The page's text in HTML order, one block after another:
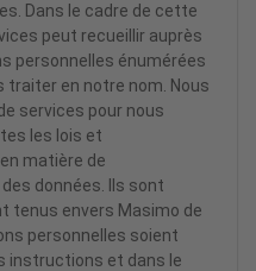
Dans le cadre de cette
peut recueillir auprès
personnelles énumérées
traiter en notre nom. Nous
services pour nous
les lois et
matière de
données. Ils sont
tenus envers Masimo de
personnelles soient
instructions et dans le